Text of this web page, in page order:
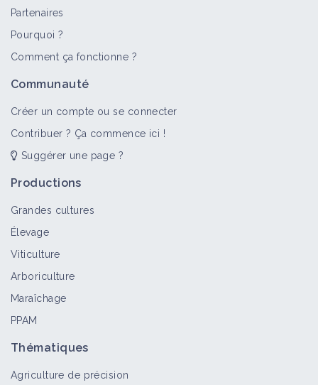
Tout Retour d'expérience
maximum de leviers pour un système
cultures bio avec très peu de travail
Partenaires
Pourquoi ?
Comment ça fonctionne ?
Communauté
Créer un compte ou se connecter
Contribuer ? Ça commence ici !
Suggérer une page ?
Productions
Grandes cultures
Élevage
Viticulture
Arboriculture
Maraîchage
PPAM
Thématiques
Agriculture de précision